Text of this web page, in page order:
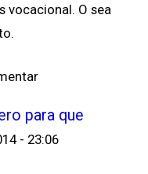
vocacional. O sea
para que
- 23:06